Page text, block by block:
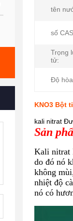
tên
số
Trọng
tử:
Độ
KNO3 Bột
kali nitrat
Sản
Kali nitrat
do đó nó
không
nhiệt độ
nó có